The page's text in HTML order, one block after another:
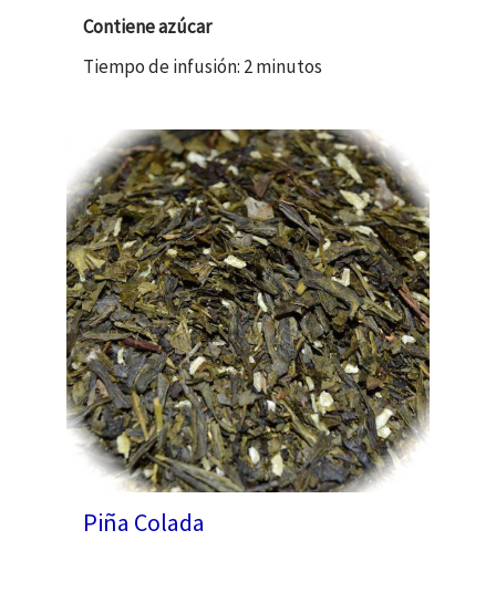
Contiene azúcar
Tiempo de infusión: 2 minutos
Piña Colada